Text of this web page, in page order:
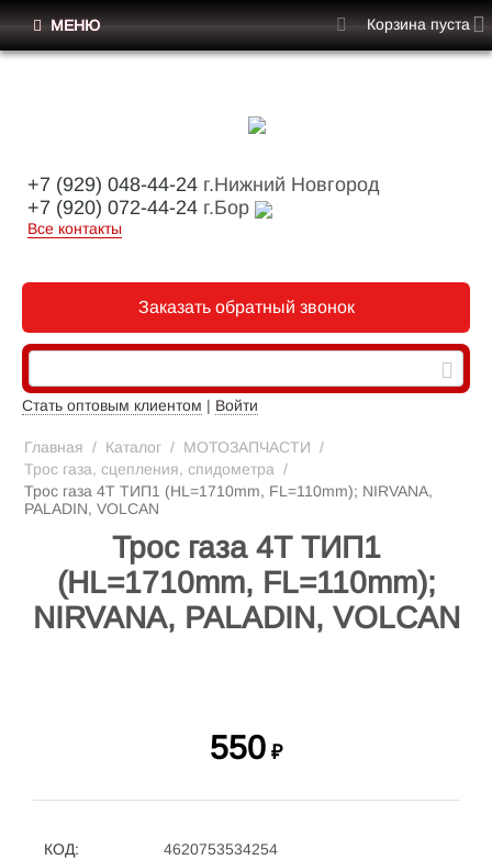
+7 (929) 048-44-24 г.Нижний Новгород
+7 (920) 072-44-24 г.Бор
Все контакты
Заказать обратный звонок
Стать оптовым клиентом | Войти
МЕНЮ Корзина пуста
Главная / Каталог / МОТОЗАПЧАСТИ /
Трос газа, сцепления, спидометра /
Трос газа 4Т ТИП1 (HL=1710mm, FL=110mm); NIRVANA,
PALADIN, VOLCAN
Трос газа 4Т ТИП1
(HL=1710mm, FL=110mm);
NIRVANA, PALADIN, VOLCAN
550 ₽
КОД:
4620753534254